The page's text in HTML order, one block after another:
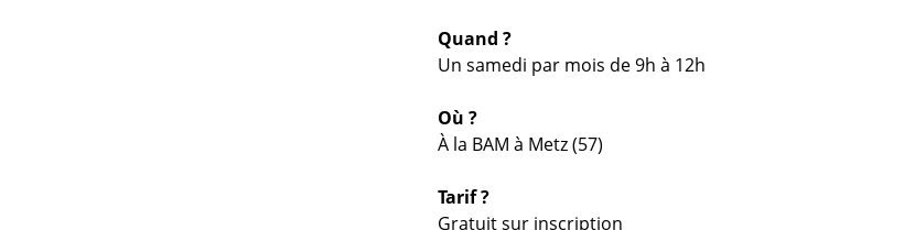
Quand ?
Un samedi par mois de 9h à 12h
Où ?
À la BAM à Metz (57)
Tarif ?
Gratuit sur inscription